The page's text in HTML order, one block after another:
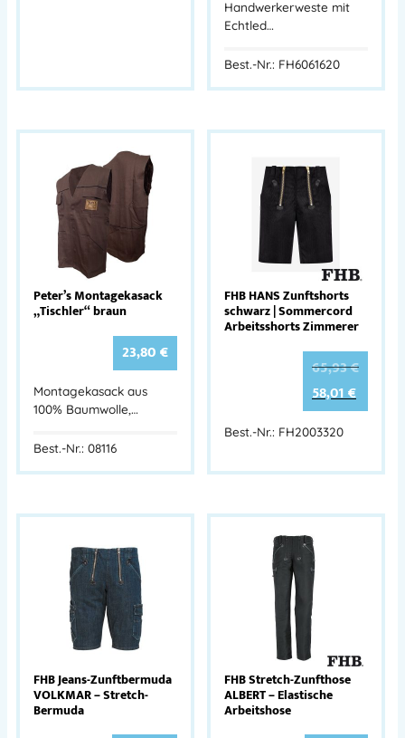
Handwerkerweste mit
Echtled…
Best.-Nr.: FH6061620
Peter’s Montagekasack
„Tischler“ braun
23,80€
Montagekasack aus
100% Baumwolle,…
Best.-Nr.: 08116
FHB HANS Zunftshorts
schwarz | Sommercord
Arbeitsshorts Zimmerer
65,93€
58,01€
Best.-Nr.: FH2003320
FHB Jeans-Zunftbermuda
VOLKMAR – Stretch-
Bermuda
FHB Stretch-Zunfthose
ALBERT – Elastische
Arbeitshose